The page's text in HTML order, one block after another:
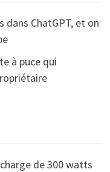
dans ChatGPT, et on
à puce qui
de 300 watts